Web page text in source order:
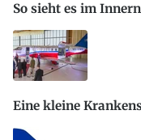
So sieht es im
Eine kleine